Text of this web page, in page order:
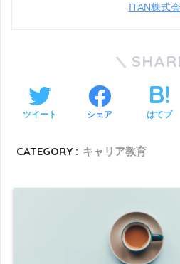
ITAN株式
ツイート シェア はてブ
CATEGORY : キャリア教育